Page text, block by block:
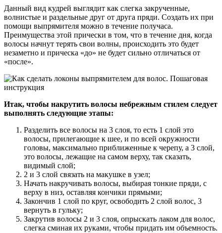
Данный вид кудрей выглядит как слегка закрученные,
волнистые и раздельные друг от друга пряди. Создать их при
помощи выпрямителя можно в течение получаса.
Преимущества этой прически в том, что в течение дня, когда
волосы начнут терять свои волны, происходить это будет
незаметно и прическа «до» не будет сильно отличаться от
«после».
Итак, чтобы накрутить волосы небрежным стилем следует
выполнять следующие этапы:
Разделить все волосы на 3 слоя, то есть 1 слой это
волосы, прилегающие к шее, и по всей окружности
головы, максимально приближенные к черепу, а 3 слой,
это волосы, лежащие на самом верху, так сказать,
видимый слой;
2 и 3 слой связать на макушке в узел;
Начать накручивать волосы, выбирая тонкие пряди, с
верху в низ, оставляя кончики прямыми;
Закончив 1 слой по круг, освободить 2 слой волос, 3
вернуть в гульку;
Закрутив волосы 2 и 3 слоя, опрыскать лаком для волос,
слегка сминая их руками, чтобы придать им объемность.